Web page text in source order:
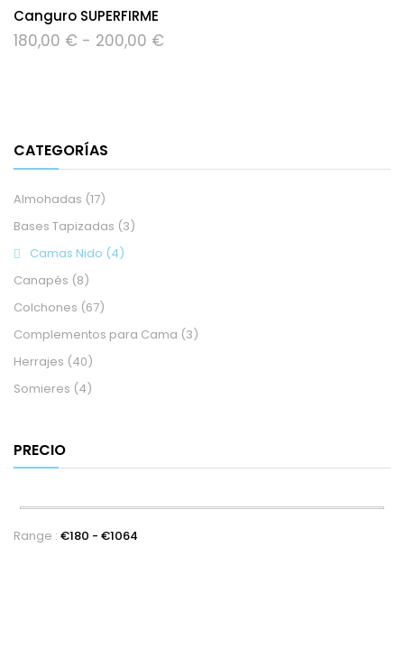
CATEGORÍAS
Almohadas (17)
Bases Tapizadas (3)
Camas Nido (4)
Canapés (8)
Colchones (67)
Complementos para Cama (3)
Herrajes (40)
Somieres (4)
PRECIO
Range : €180 - €1064
Canguro SUPERFIRME
180,00 € - 200,00 €